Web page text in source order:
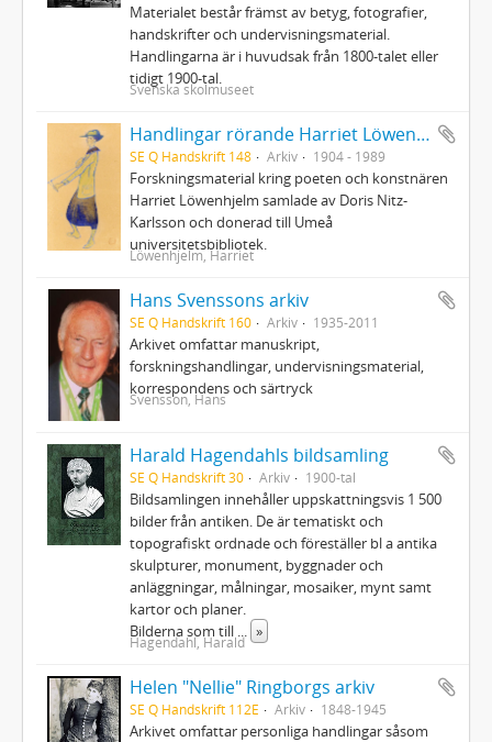
Materialet består främst av betyg, fotografier,
handskrifter och undervisningsmaterial.
Handlingarna är i huvudsak från 1800-talet eller
tidigt 1900-tal.
Svenska skolmuseet
Handlingar rörande Harriet Löwenhjelm
SE Q Handskrift 148 Arkiv 1904 - 1989
Forskningsmaterial kring poeten och konstnären
Harriet Löwenhjelm samlade av Doris Nitz-
Karlsson och donerad till Umeå
universitetsbibliotek.
Löwenhjelm, Harriet
Hans Svenssons arkiv
SE Q Handskrift 160 Arkiv 1935-2011
Arkivet omfattar manuskript,
forskningshandlingar, undervisningsmaterial,
korrespondens och särtryck
Svensson, Hans
Harald Hagendahls bildsamling
SE Q Handskrift 30 Arkiv 1900-tal
Bildsamlingen innehåller uppskattningsvis 1 500
bilder från antiken. De är tematiskt och
topografiskt ordnade och föreställer bl a antika
skulpturer, monument, byggnader och
anläggningar, målningar, mosaiker, mynt samt
kartor och planer.
Bilderna som till
»
Hagendahl, Harald
Helen "Nellie" Ringborgs arkiv
SE Q Handskrift 112E Arkiv 1848-1945
Arkivet omfattar personliga handlingar såsom